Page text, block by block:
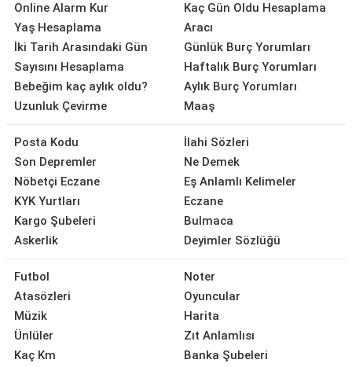
Online Alarm Kur
Yaş Hesaplama
İki Tarih Arasındaki Gün
Sayısını Hesaplama
Bebeğim kaç aylık oldu?
Uzunluk Çevirme
Kaç Gün Oldu Hesaplama
Aracı
Günlük Burç Yorumları
Haftalık Burç Yorumları
Aylık Burç Yorumları
Maaş
Posta Kodu
Son Depremler
Nöbetçi Eczane
KYK Yurtları
Kargo Şubeleri
Askerlik
İlahi Sözleri
Ne Demek
Eş Anlamlı Kelimeler
Eczane
Bulmaca
Deyimler Sözlüğü
Futbol
Atasözleri
Müzik
Ünlüler
Kaç Km
Noter
Oyuncular
Harita
Zıt Anlamlısı
Banka Şubeleri